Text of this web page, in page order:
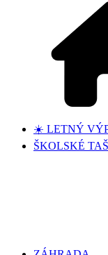
☀️ LETNÝ
ŠKOLSKÉ